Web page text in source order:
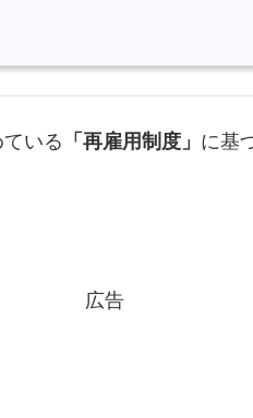
いる 「再雇用制度」 に基
広告